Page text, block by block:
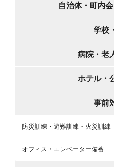
自治体・町内
学校
病院・老
ホテル・
事前
防災訓練・避難訓練・火災訓練
オフィス・エレベーター備蓄